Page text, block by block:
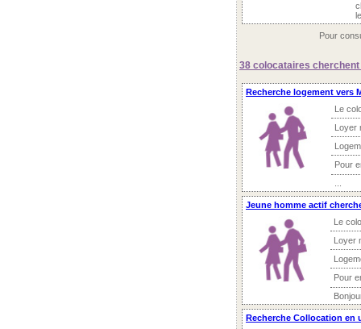
Pour
38 colocataires cherchent
Recherche logement vers
Le
Loyer
Pour
Jeune homme actif
Le
Loyer
Pour
Recherche Collocation en